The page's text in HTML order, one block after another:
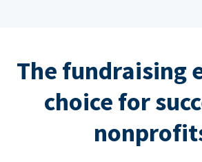
The fundraising
choice for